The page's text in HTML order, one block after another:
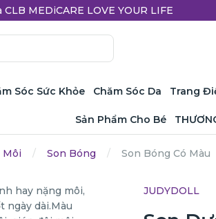
MEDiCARE LOVE YOUR LIFE
Sóc Sức Khỏe Chăm Sóc Da Trang
Sản Phẩm Cho Bé
Môi Son Bóng Son Bóng Có Màu
JUDYDOLL